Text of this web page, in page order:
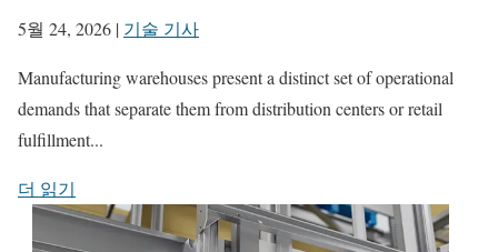
5월 24, 2026 | 기술 기사
Manufacturing warehouses present a distinct set of operational
demands that separate them from distribution centers or retail
fulfillment...
더 읽기